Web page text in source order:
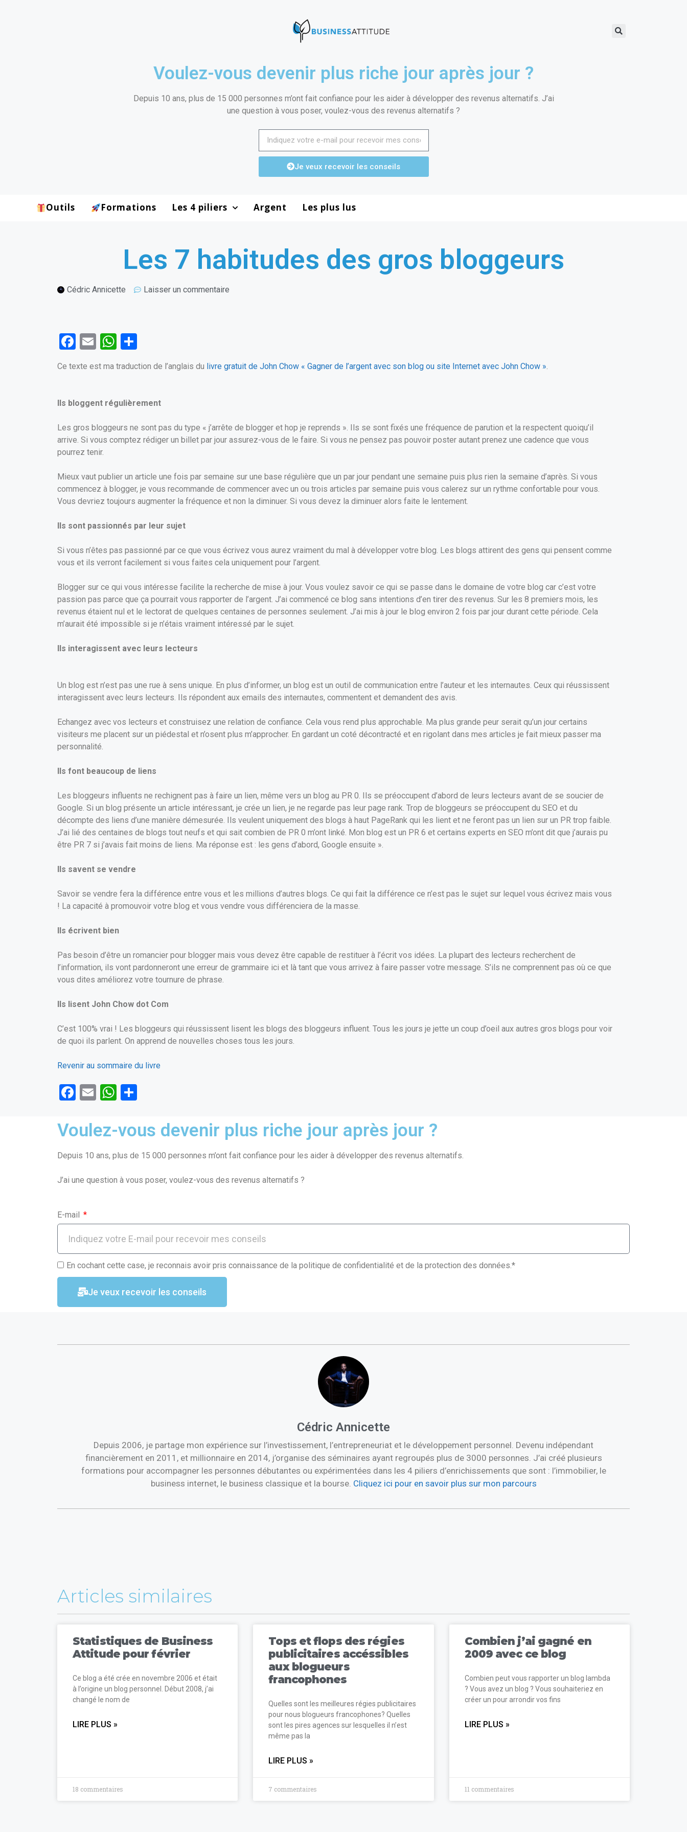
Voulez-vous devenir plus riche jour après jour ?
Depuis 10 ans, plus de 15 000 personnes m’ont fait confiance pour les aider à développer des revenus alternatifs. J’ai
une question à vous poser, voulez-vous des revenus alternatifs ?
Je veux recevoir les conseils
Outils Formations Les 4 piliers Argent Les plus lus
Les 7 habitudes des gros bloggeurs
Cédric Annicette Laisser un commentaire
F
ce
o
o
k
E
ail
W
at
A
p
p
ar
ta
er
Ce texte est ma traduction de l’anglais du livre gratuit de John Chow « Gagner de l’argent avec son blog ou site Internet avec John Chow ».
Ils bloggent régulièrement
Les gros bloggeurs ne sont pas du type « j’arrête de blogger et hop je reprends ». Ils se sont fixés une fréquence de parution et la respectent quoiqu’il
arrive. Si vous comptez rédiger un billet par jour assurez-vous de le faire. Si vous ne pensez pas pouvoir poster autant prenez une cadence que vous
pourrez tenir.
Mieux vaut publier un article une fois par semaine sur une base régulière que un par jour pendant une semaine puis plus rien la semaine d’après. Si vous
commencez à blogger, je vous recommande de commencer avec un ou trois articles par semaine puis vous calerez sur un rythme confortable pour vous.
Vous devriez toujours augmenter la fréquence et non la diminuer. Si vous devez la diminuer alors faite le lentement.
Ils sont passionnés par leur sujet
Si vous n’êtes pas passionné par ce que vous écrivez vous aurez vraiment du mal à développer votre blog. Les blogs attirent des gens qui pensent comme
vous et ils verront facilement si vous faites cela uniquement pour l’argent.
Blogger sur ce qui vous intéresse facilite la recherche de mise à jour. Vous voulez savoir ce qui se passe dans le domaine de votre blog car c’est votre
passion pas parce que ça pourrait vous rapporter de l’argent. J’ai commencé ce blog sans intentions d’en tirer des revenus. Sur les 8 premiers mois, les
revenus étaient nul et le lectorat de quelques centaines de personnes seulement. J’ai mis à jour le blog environ 2 fois par jour durant cette période. Cela
m’aurait été impossible si je n’étais vraiment intéressé par le sujet.
Ils interagissent avec leurs lecteurs
Un blog est n’est pas une rue à sens unique. En plus d’informer, un blog est un outil de communication entre l’auteur et les internautes. Ceux qui réussissent
interagissent avec leurs lecteurs. Ils répondent aux emails des internautes, commentent et demandent des avis.
Echangez avec vos lecteurs et construisez une relation de confiance. Cela vous rend plus approchable. Ma plus grande peur serait qu’un jour certains
visiteurs me placent sur un piédestal et n’osent plus m’approcher. En gardant un coté décontracté et en rigolant dans mes articles je fait mieux passer ma
personnalité.
Ils font beaucoup de liens
Les bloggeurs influents ne rechignent pas à faire un lien, même vers un blog au PR 0. Ils se préoccupent d’abord de leurs lecteurs avant de se soucier de
Google. Si un blog présente un article intéressant, je crée un lien, je ne regarde pas leur page rank. Trop de bloggeurs se préoccupent du SEO et du
décompte des liens d’une manière démesurée. Ils veulent uniquement des blogs à haut PageRank qui les lient et ne feront pas un lien sur un PR trop faible.
J’ai lié des centaines de blogs tout neufs et qui sait combien de PR 0 m’ont linké. Mon blog est un PR 6 et certains experts en SEO m’ont dit que j’aurais pu
être PR 7 si j’avais fait moins de liens. Ma réponse est : les gens d’abord, Google ensuite ».
Ils savent se vendre
Savoir se vendre fera la différence entre vous et les millions d’autres blogs. Ce qui fait la différence ce n’est pas le sujet sur lequel vous écrivez mais vous
! La capacité à promouvoir votre blog et vous vendre vous différenciera de la masse.
Ils écrivent bien
Pas besoin d’être un romancier pour blogger mais vous devez être capable de restituer à l’écrit vos idées. La plupart des lecteurs recherchent de
l’information, ils vont pardonneront une erreur de grammaire ici et là tant que vous arrivez à faire passer votre message. S’ils ne comprennent pas où ce que
vous dites améliorez votre tournure de phrase.
Ils lisent John Chow dot Com
C’est 100% vrai ! Les bloggeurs qui réussissent lisent les blogs des bloggeurs influent. Tous les jours je jette un coup d’oeil aux autres gros blogs pour voir
de quoi ils parlent. On apprend de nouvelles choses tous les jours.
Revenir au sommaire du livre
F
ce
b
o
o
E
ail
W
at
s
A
p
ta
g
er
Voulez-vous devenir plus riche jour après jour ?
Depuis 10 ans, plus de 15 000 personnes m’ont fait confiance pour les aider à développer des revenus alternatifs.
J’ai une question à vous poser, voulez-vous des revenus alternatifs ?
E-mail
En cochant cette case, je reconnais avoir pris connaissance de la politique de confidentialité et de la protection des données.*
Je veux recevoir les conseils
Cédric Annicette
Depuis 2006, je partage mon expérience sur l’investissement, l’entrepreneuriat et le développement personnel. Devenu indépendant
financièrement en 2011, et millionnaire en 2014, j’organise des séminaires ayant regroupés plus de 3000 personnes. J’ai créé plusieurs
formations pour accompagner les personnes débutantes ou expérimentées dans les 4 piliers d’enrichissements que sont : l’immobilier, le
business internet, le business classique et la bourse. Cliquez ici pour en savoir plus sur mon parcours
Articles similaires
Statistiques de Business
Attitude pour février
Ce blog a été crée en novembre 2006 et était
à l’origine un blog personnel. Début 2008, j’ai
changé le nom de
LIRE PLUS »
18 commentaires
Tops et flops des régies
publicitaires accéssibles
aux blogueurs
francophones
Quelles sont les meilleures régies publicitaires
pour nous blogueurs francophones? Quelles
sont les pires agences sur lesquelles il n’est
même pas la
LIRE PLUS »
7 commentaires
Combien j’ai gagné en
2009 avec ce blog
Combien peut vous rapporter un blog lambda
? Vous avez un blog ? Vous souhaiteriez en
créer un pour arrondir vos fins
LIRE PLUS »
11 commentaires